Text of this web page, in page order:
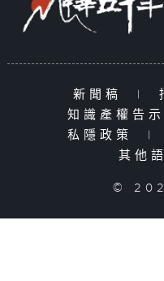
新聞稿 |
知識產權告示
私隱政策
|
其他
©